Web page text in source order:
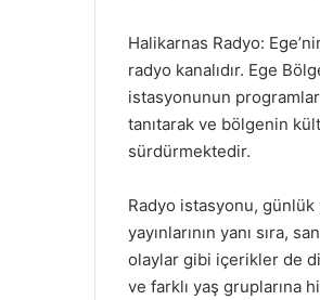
Halikarnas Radyo:
radyo kanalıdır. Ege
istasyonunun
tanıtarak ve bölgenin
sürdürmektedir.
Radyo istasyonu, günlük
yayınlarının yanı sıra,
olaylar gibi içerikler de
ve farklı yaş gruplarına